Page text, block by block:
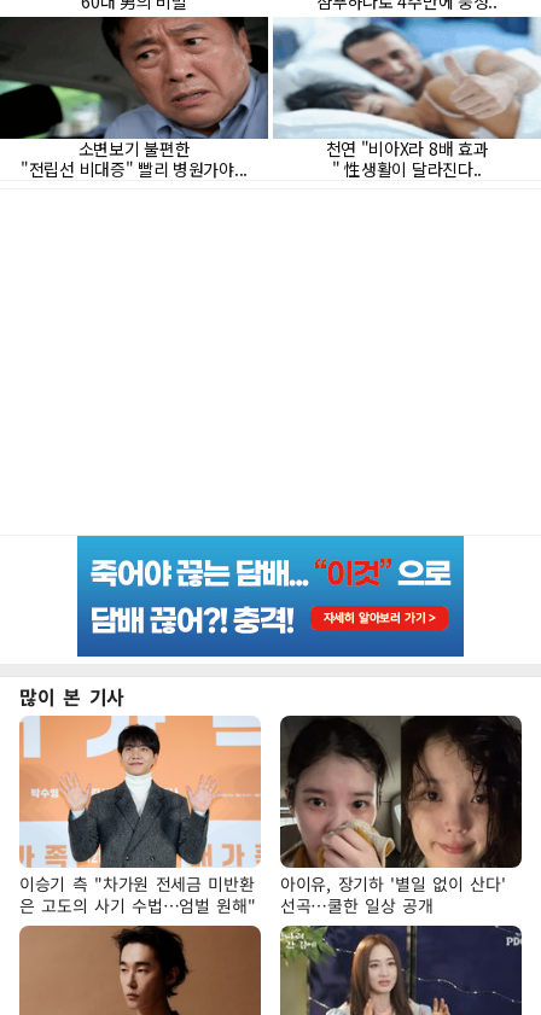
많이 본 기사
이승기 측 "차가원 전세금 미반환
은 고도의 사기 수법…엄벌 원해"
아이유, 장기하 '별일 없이 산다'
선곡…쿨한 일상 공개